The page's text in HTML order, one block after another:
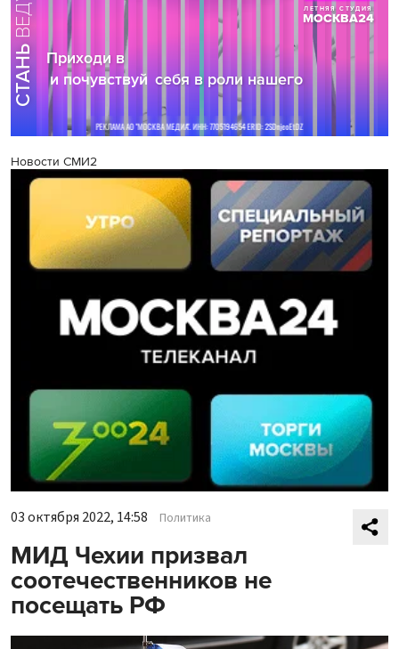
Новости СМИ2
03 октября 2022, 14:58 Политика
МИД Чехии призвал
соотечественников не
посещать РФ